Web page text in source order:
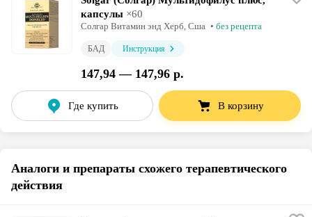
капсулы ×60
Солгар Витамин энд Херб, Сша • без рецепта
БАД Инструкция
147,94 — 147,96 р.
Где купить В корзину
Аналоги и препараты схожего терапевтического
действия